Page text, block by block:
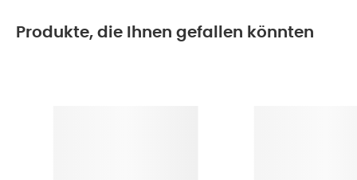
Produkte, die Ihnen gefallen könnten